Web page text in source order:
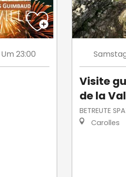
Um 23:00
Visite
de la
BETREUTE
Carolles